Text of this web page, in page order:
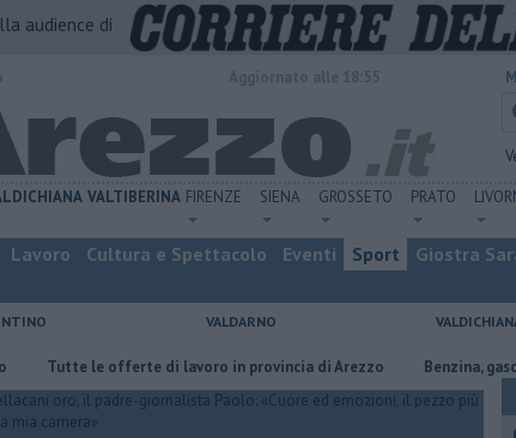
audience di
VALTIBERINA FIRENZE SIENA GROSSETO PRATO
Lavoro Cultura e Spettacolo Eventi Sport Giostra
VALDARNO
le offerte di lavoro in provincia di Arezzo ​Benzina, gasolio, gpl,